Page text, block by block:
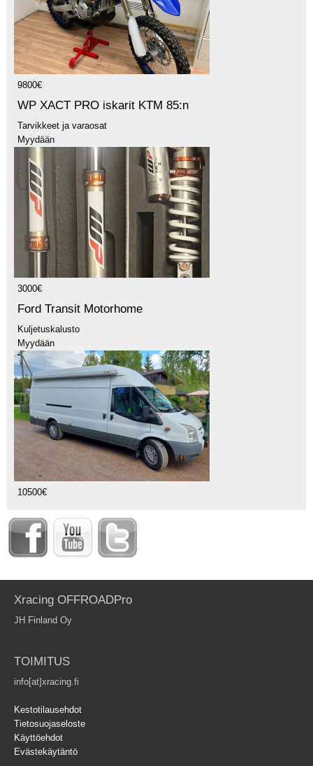
9800€
WP XACT PRO iskarit KTM 85:n
Tarvikkeet ja varaosat
Myydään
3000€
Ford Transit Motorhome
Kuljetuskalusto
Myydään
10500€
Xracing OFFROADPro
JH Finland Oy
TOIMITUS
info[at]xracing.fi
Kestotilausehdot
Tietosuojaseloste
Käyttöehdot
Evästekäytäntö